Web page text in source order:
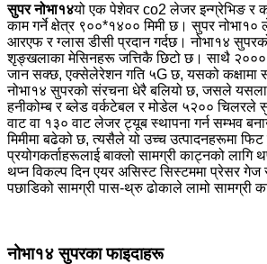
सुपर नोभा१४यो एक पेशेवर co2 लेजर इन्ग्रेभिङ र
काम गर्ने क्षेत्र ९००*१४०० मिमी छ। सुपर
आरएफ र ग्लास डीसी प्रदान गर्दछ। नोभा१४
शृङ्खलाका मेसिनहरू जत्तिकै छिटो छ। साथै २०००
जान सक्छ, एक्सेलेरेशन गति ५G छ, यसको कक्षामा
नोभा१४ सुपरको संरचना धेरै बलियो छ, जसले
हनीकोम्ब र ब्लेड वर्कटेबल र मोडेल ५२००
वाट वा १३० वाट लेजर ट्यूब स्थापना गर्न सम्भव
मिमीमा बढेको छ, त्यसैले यो उच्च उत्पादनहरूमा
प्रयोगकर्ताहरूलाई बाक्लो सामग्री काट्नको लागि
थप्न विकल्प दिन एयर असिस्ट सिस्टममा प्रेसर गेज
पछाडिको सामग्री पास-थ्रु ढोकाले लामो सामग्री
नोभा१४ सुपरका फाइदाहरू